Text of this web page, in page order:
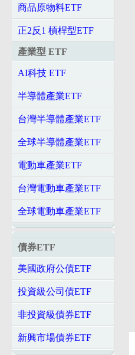
商品原物料ETF
正2反1 槓桿型ETF
產業型 ETF
AI科技 ETF
半導體產業ETF
台灣半導體產業ETF
全球半導體產業ETF
電動車產業ETF
台灣電動車產業ETF
全球電動車產業ETF
債券ETF
美國政府公債ETF
投資級公司債ETF
非投資級債券ETF
新興市場債券ETF